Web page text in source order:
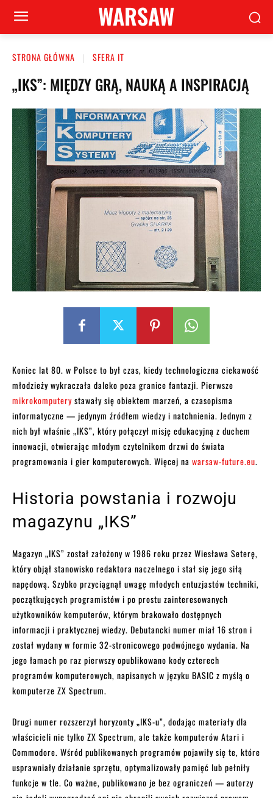
WARSAW
STRONA GŁÓWNA SFERA IT
„IKS”: MIĘDZY GRĄ, NAUKĄ A INSPIRACJĄ
Koniec lat 80. w Polsce to był czas, kiedy technologiczna ciekawość
młodzieży wykraczała daleko poza granice fantazji. Pierwsze
mikrokomputerystawały się obiektem marzeń, a czasopisma
informatyczne — jedynym źródłem wiedzy i natchnienia. Jednym z
nich był właśnie „IKS”, który połączył misję edukacyjną z duchem
innowacji, otwierając młodym czytelnikom drzwi do świata
programowania i gier komputerowych. Więcej na warsaw-future.eu.
Historia powstania i rozwoju
magazynu „IKS”
Magazyn „IKS” został założony w 1986 roku przez Wiesława Seterę,
który objął stanowisko redaktora naczelnego i stał się jego siłą
napędową. Szybko przyciągnął uwagę młodych entuzjastów techniki,
początkujących programistów i po prostu zainteresowanych
użytkowników komputerów, którym brakowało dostępnych
informacji i praktycznej wiedzy. Debutancki numer miał 16 stron i
został wydany w formie 32-stronicowego podwójnego wydania. Na
jego łamach po raz pierwszy opublikowano kody czterech
programów komputerowych, napisanych w języku BASIC z myślą o
komputerze ZX Spectrum.
Drugi numer rozszerzył horyzonty „IKS-u”, dodając materiały dla
właścicieli nie tylko ZX Spectrum, ale także komputerów Atari i
Commodore. Wśród publikowanych programów pojawiły się te, które
usprawniały działanie sprzętu, optymalizowały pamięć lub pełniły
funkcje w tle. Co ważne, publikowano je bez ograniczeń — autorzy